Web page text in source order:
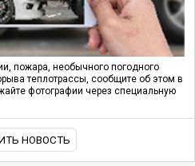
пожара, необычного погодного
теплотрассы, сообщите об этом в
фотографии через специальную
НОВОСТЬ